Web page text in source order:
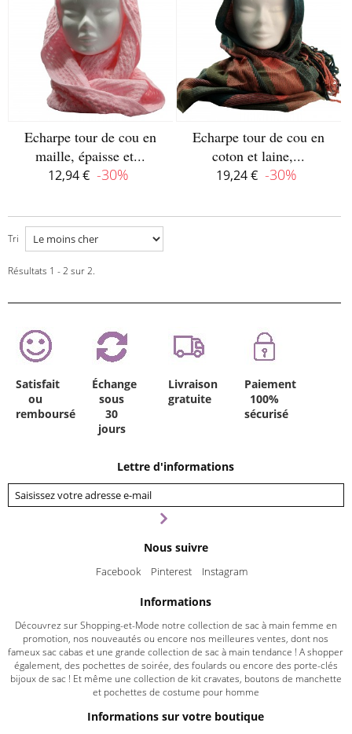
Echarpe tour de cou en
maille, épaisse et...
12,94 € -30%
Echarpe tour de cou en
coton et laine,...
19,24 € -30%
Tri
Résultats 1 - 2 sur 2.
Satisfait
ou
remboursé
Échange
sous
30
jours
Livraison
gratuite
Paiement
100%
sécurisé
Lettre d'informations
Nous suivre
Facebook Pinterest Instagram
Informations
Découvrez sur Shopping-et-Mode notre collection de sac à main femme en
promotion, nos nouveautés ou encore nos meilleures ventes, dont nos
fameux sac cabas et une grande collection de sac à main tendance ! A shopper
également, des pochettes de soirée, des foulards ou encore des porte-clés
bijoux de sac ! Et même une collection de kit cravates, boutons de manchette
et pochettes de costume pour homme
Informations sur votre boutique